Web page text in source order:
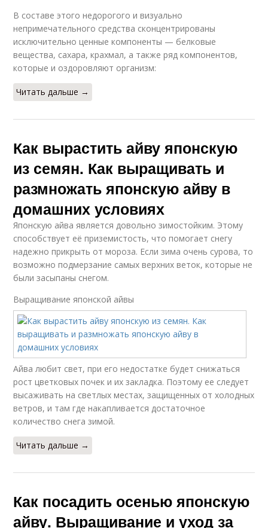
В составе этого недорогого и визуально
непримечательного средства сконцентрированы
исключительно ценные компоненты — белковые
вещества, сахара, крахмал, а также ряд компонентов,
которые и оздоровляют организм:
Читать дальше →
Как вырастить айву японскую
из семян. Как выращивать и
размножать японскую айву в
домашних условиях
Японскую айва является довольно зимостойким. Этому
способствует её приземистость, что помогает снегу
надежно прикрыть от мороза. Если зима очень сурова, то
возможно подмерзание самых верхних веток, которые не
были засыпаны снегом.
Выращивание японской айвы
Айва любит свет, при его недостатке будет снижаться
рост цветковых почек и их закладка. Поэтому ее следует
высаживать на светлых местах, защищенных от холодных
ветров, и там где накапливается достаточное
количество снега зимой.
Читать дальше →
Как посадить осенью японскую
айву. Выращивание и уход за